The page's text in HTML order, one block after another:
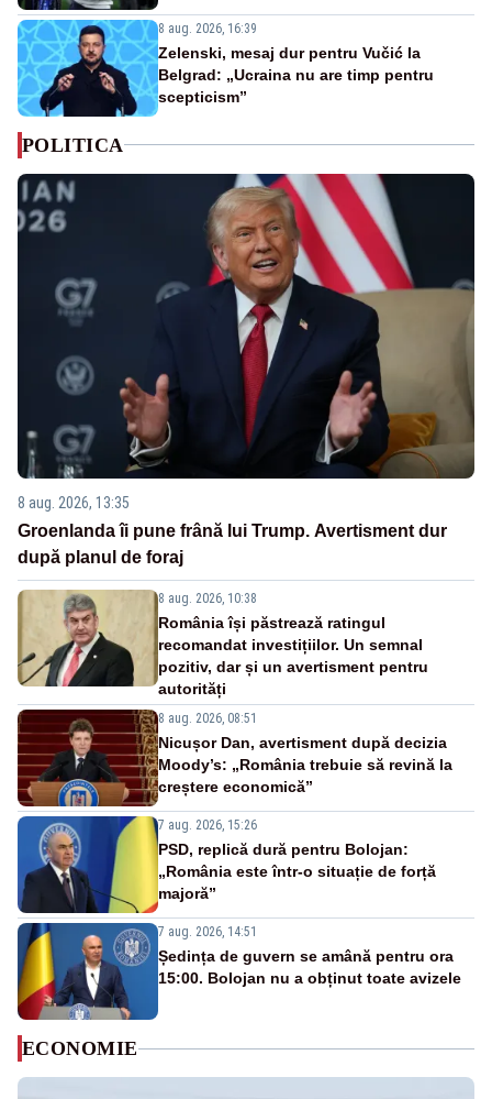
8 aug. 2026, 16:39
Zelenski, mesaj dur pentru Vučić la
Belgrad: „Ucraina nu are timp pentru
scepticism”
POLITICA
8 aug. 2026, 13:35
Groenlanda îi pune frână lui Trump. Avertisment dur
după planul de foraj
8 aug. 2026, 10:38
România își păstrează ratingul
recomandat investițiilor. Un semnal
pozitiv, dar și un avertisment pentru
autorități
8 aug. 2026, 08:51
Nicușor Dan, avertisment după decizia
Moody’s: „România trebuie să revină la
creștere economică”
7 aug. 2026, 15:26
PSD, replică dură pentru Bolojan:
„România este într-o situație de forță
majoră”
7 aug. 2026, 14:51
Ședința de guvern se amână pentru ora
15:00. Bolojan nu a obținut toate avizele
ECONOMIE